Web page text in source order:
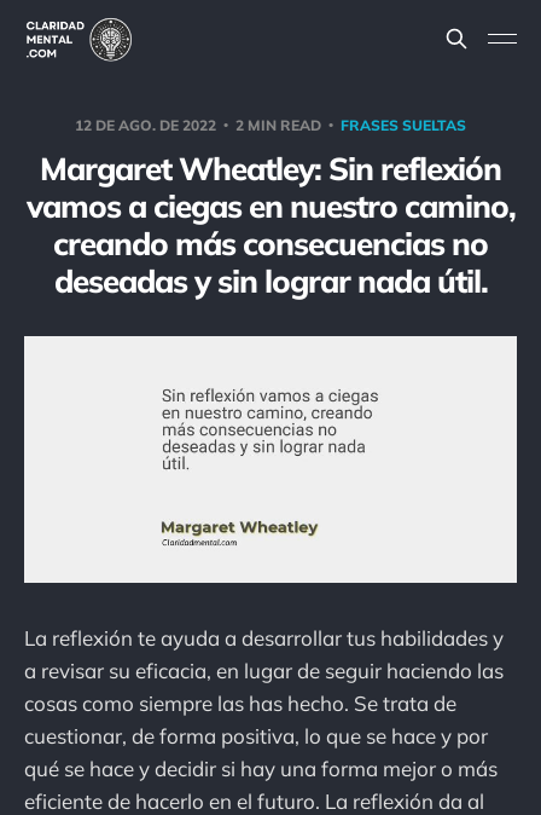
12 DE AGO. DE 2022 2 MIN READ FRASES SUELTAS
Margaret Wheatley: Sin reflexión
vamos a ciegas en nuestro camino,
creando más consecuencias no
deseadas y sin lograr nada útil.
La reflexión te ayuda a desarrollar tus habilidades y
a revisar su eficacia, en lugar de seguir haciendo las
cosas como siempre las has hecho. Se trata de
cuestionar, de forma positiva, lo que se hace y por
qué se hace y decidir si hay una forma mejor o más
eficiente de hacerlo en el futuro. La reflexión da al